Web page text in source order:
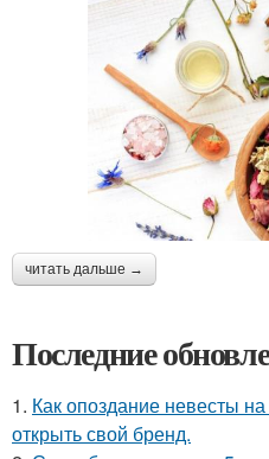
читать дальше →
Последние
1. Как опоздание невесты
открыть свой бренд.